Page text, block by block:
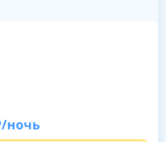
/ночь